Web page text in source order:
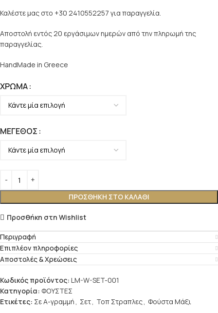
Καλέστε μας στο +30 2410552257 για παραγγελία.
Αποστολή εντός 20 εργάσιμων ημερών από την πληρωμή της
παραγγελίας.
HandMade in Greece
ΧΡΏΜΑ
ΜΈΓΕΘΟΣ
ΠΡΟΣΘΉΚΗ ΣΤΟ ΚΑΛΆΘΙ
Προσθήκη στη Wishlist
Περιγραφή
Επιπλέον πληροφορίες
Αποστολές & Χρεώσεις
Κωδικός προϊόντος: LM-W-SET-001
Κατηγορία: ΦΟΥΣΤΕΣ
Ετικέτες: Σε Α-γραμμή, Σετ, Τοπ Στραπλες, Φούστα Μάξι